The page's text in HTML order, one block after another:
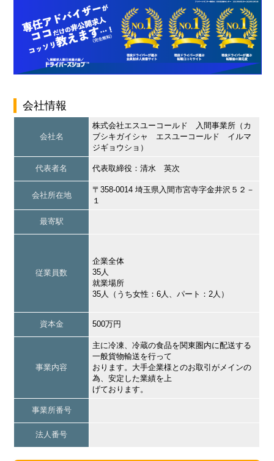
会社情報
会社名
株式会社エスユーコールド 入間事業所（カ
ブシキガイシャ エスユーコールド イルマ
ジギョウショ）
代表者名 代表取締役：清水 英次
会社所在地
〒358-0014 埼玉県入間市宮寺字金井沢５２－
１
最寄駅
従業員数
企業全体
35人
就業場所
35人（うち女性：6人、パート：2人）
資本金 500万円
事業内容
主に冷凍、冷蔵の食品を関東圏内に配送する
一般貨物輸送を行って
おります。大手企業様とのお取引がメインの
為、安定した業績を上
げております。
事業所番号
法人番号